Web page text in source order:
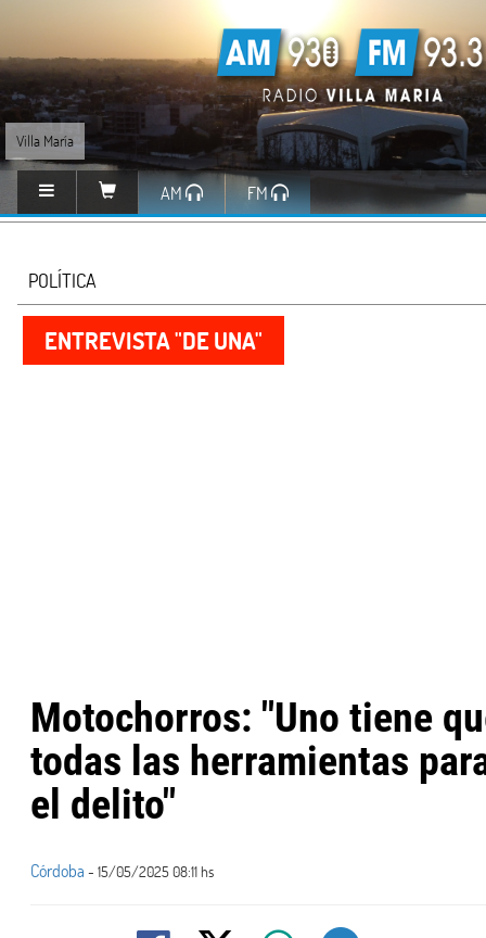
Villa María
AM FM
POLÍTICA
ENTREVISTA "DE UNA"
Motochorros: "Uno tiene
todas las herramientas
el delito"
Córdoba - 15/05/2025 08:11 hs